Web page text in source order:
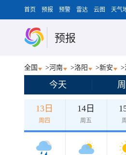
首页 预报 预警 雷达 云图 天气
预报
全国 >河南 >洛阳 >新安 >
今天
13日
周四
14日
周五